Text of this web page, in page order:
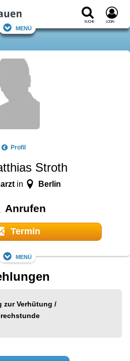
Suche Login
Menü
Profil
Stroth
in Berlin
Anrufen
Termin
Menü
zur Verhütung /